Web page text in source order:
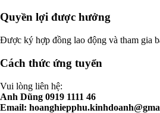
Quyền lợi được hưởng
Được ký hợp đồng lao động và tham gia
Cách thức ứng tuyển
Vui lòng liên hệ:
Anh Dũng 0919 1111 46
Email: